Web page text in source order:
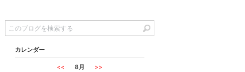
カレンダー
<< 8月
>>